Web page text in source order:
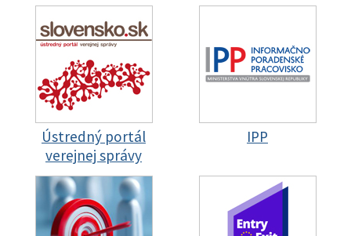
Ústredný portál
verejnej správy
IPP